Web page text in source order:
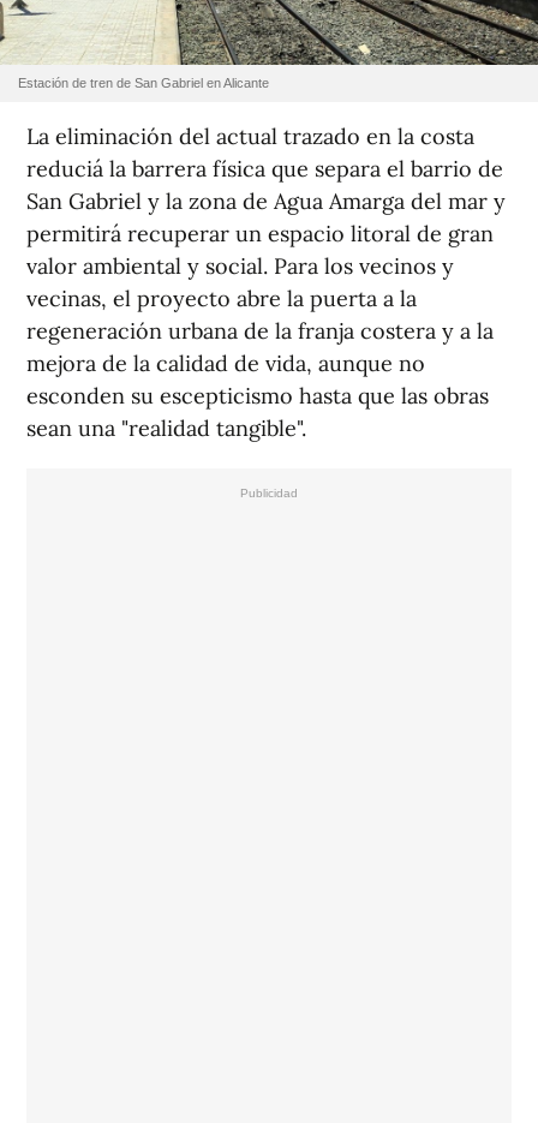
Estación de tren de San Gabriel en Alicante
La eliminación del actual trazado en la costa
reduciá la barrera física que separa el barrio de
San Gabriel y la zona de Agua Amarga del mar y
permitirá recuperar un espacio litoral de gran
valor ambiental y social. Para los vecinos y
vecinas, el proyecto abre la puerta a la
regeneración urbana de la franja costera y a la
mejora de la calidad de vida, aunque no
esconden su escepticismo hasta que las obras
sean una "realidad tangible".